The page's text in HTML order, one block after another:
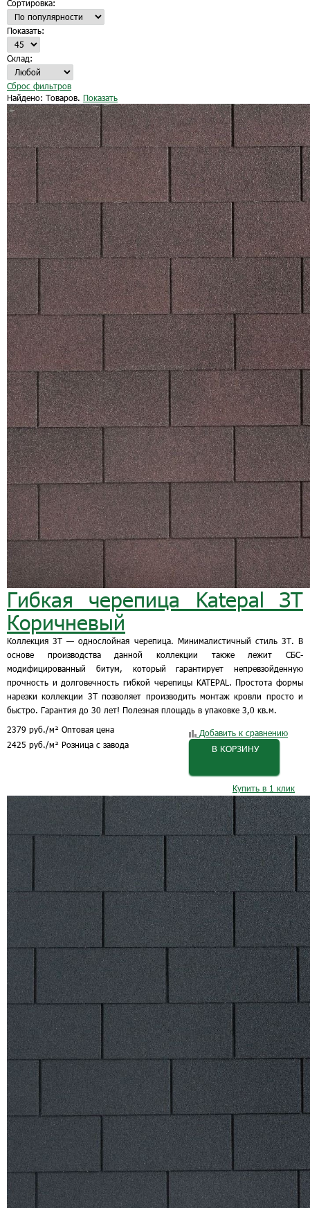
Сортировка:
Показать:
Склад:
Сброс фильтров
Найдено: Товаров. Показать
Гибкая черепица Katepal ЗТ
Коричневый
Коллекция 3Т — однослойная черепица. Минималистичный стиль 3Т. В
основе производства данной коллекции также лежит СБС-
модифицированный битум, который гарантирует непревзойденную
прочность и долговечность гибкой черепицы KATEPAL. Простота формы
нарезки коллекции 3Т позволяет производить монтаж кровли просто и
быстро. Гарантия до 30 лет! Полезная площадь в упаковке 3,0 кв.м.
2379 руб./м² Оптовая цена
2425 руб./м² Розница с завода
Добавить к сравнению
В КОРЗИНУ
Купить в 1 клик